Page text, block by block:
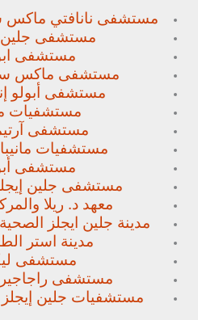
مستشفى نانافتي ماكس
مستشفى جلين
مستشفى
مستشفى ماكس
مستشفى أبولو
مستشفيات
مستشفى
مستشفيات
مستشفى
مستشفى جلين
معهد د. ريلا
مدينة جلين ايجلز
مدينة استر
مستشفى
مستشفى
مستشفيات جلين إيجلز